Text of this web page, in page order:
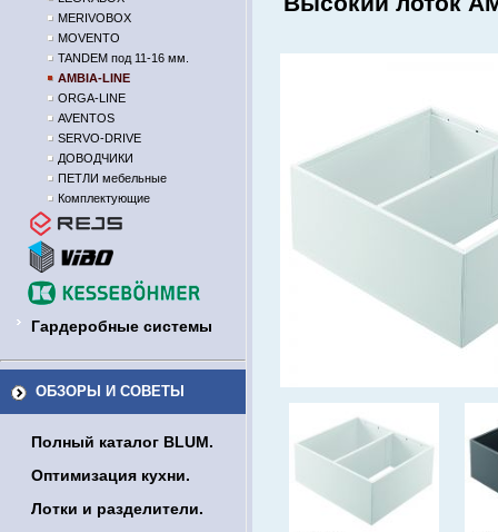
MERIVOBOX
MOVENTO
TANDEM под 11-16 мм.
AMBIA-LINE
ORGA-LINE
AVENTOS
SERVO-DRIVE
ДОВОДЧИКИ
ПЕТЛИ мебельные
Комплектующие
Гардеробные системы
ОБЗОРЫ И СОВЕТЫ
Полный каталог BLUM.
Оптимизация кухни.
Лотки и разделители.